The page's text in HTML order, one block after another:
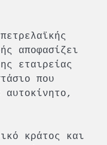
αποφασίζει
εταιρείας
που
αυτοκίνητο,
κράτος και